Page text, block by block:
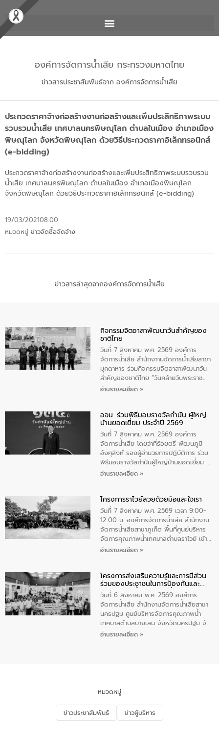
องค์การจัดการน้ำเสีย กระทรวงมหาดไทย
ข่าวสารประชาสัมพันธ์จาก องค์การจัดการน้ำเสีย
ประกวดราคาจ้างก่อสร้างงานก่อสร้างและเพิ่มประสิทธิภาพระบบ
รวบรวมน้ำเสีย เทศบาลนครพิษณุโลก ตำบลในเมือง อำเภอเมือง
พิษณุโลก จังหวัดพิษณุโลก ด้วยวิธีประกวดราคาอิเล็กทรอนิกส์
(e-bidding)
ประกวดราคาจ้างก่อสร้างงานก่อสร้างและเพิ่มประสิทธิภาพระบบรวบรวม
น้ำเสีย เทศบาลนครพิษณุโลก ตำบลในเมือง อำเภอเมืองพิษณุโลก
จังหวัดพิษณุโลก ด้วยวิธีประกวดราคาอิเล็กทรอนิกส์ (e-bidding)
19/03/202108:00
หมวดหมู่ ข่าวจัดซื้อจัดจ้าง
ข่าวสารล่าสุดจากองค์การจัดการน้ำเสีย
กิจกรรมจิตอาสาพัฒนาวันสําคัญของ
ชาติไทย
วันที่ 7 สิงหาคม พ.ศ. 2569 องค์การ
จัดการน้ำเสีย สำนักงาานจัดการน้ำเสียสาขา
มุกดาหาร ร่วมกิจกรรมจิตอาสาพัฒนาวัน
สําคัญของชาติไทย “วันคล้ายวันพระราช
สมภพ สมเด็จพระนางเจ้าสิริกิติ์พระบรม
ทิพย์คำ รองผู้ว่าราชการจังหวัดมุกดาหาร
เป็นประธานในพิธี ณ เรือนจําชั่วคราวนาโสก
ตําบลนาโสก อําเภอเมืองมุกดาหาร จังหวัด
มุกดาหาร โดยในกิจกรรมได้ร่วมปลูกป่า และ
ทําความสะอาดภายในบริเวณ จัดกิจกรรม
เพื่อถวายเป็นพระราชกุศล สมเด็จพระนาง
เจ้าสิริกิติ์พระบรมราชินีนาถ พระบรมราช
อ่านรายละเอียด »
อจน. ร่วมพิธีมอบรางวัลกำนัน ผู้ใหญ่
บ้านยอดเยี่ยม ประจำปี 2569
วันที่ 7 สิงหาคม พ.ศ. 2569 องค์การ
จัดการน้ำเสีย โดยว่าที่ร้อยตรี พัฒนภูมิ
อังศุสิงห์ รองผู้อำนวยการปฏิบัติการ ร่วม
พิธีมอบรางวัลกำนันผู้ใหญ่บ้านยอดเยี่ยม ณ
ทำเนียบรัฐบาล โดยมีนายอนุทิน ชาญวีรกูล
ทองคำและประกาศเกียรติคุณให้แก่ กำนัน
ผู้ใหญ่บ้านยอดเยี่ยม พร้อมกล่าวชื่นชม ให้
โอวาท และมอบนโยบาย
อ่านรายละเอียด »
โครงการราไวย์สวยด้วยมือและใจเรา
วันที่ 7 สิงหาคม พ.ศ. 2569 เวลา 9:00-
12:00 น. องค์การจัดการน้ำเสีย สำนักงาน
จัดการน้ำเสียสาขาภูเก็ต พื้นที่ศูนย์บริหาร
จัดการคุณภาพน้ำเทศบาลตำบลราไวย์ เข้า
ร่วมโครงการราไวย์สวยด้วยมือและใจเรา
ประชาชน ตัวแทนจากโรงแรมต่างๆ ในเขต
เทศบาลตำบลราไวย์ ศูนย์บริหารจัดการ
คุณภาพน้ำเทศบาลตำบลราไวย์ นำโดยนาย
น้อย แก้วเศษ ผู้จัดการสำนักงานจัดการน้ำ
เสียสาขาภูเก็ต พร้อมด้วยเจ้าหน้าที่ จำนวน
5 คน ร่วมทำกิจกรรม ทำความสะอาด
ชายหาดและแหล่งท่องเที่ยว ณ บริเวณ
อ่านรายละเอียด »
โครงการส่งเสริมความรู้และการมีส่วน
ร่วมของประชาชนในการป้องกันและ
แก้ไขปัญหาน้ำเสียอย่างยั่งยืน
วันที่ 6 สิงหาคม พ.ศ. 2569 องค์การ
จัดการน้ำเสีย สำนักงานจัดการน้ำเสียสาขา
นครปฐม ศูนย์บริหารจัดการคุณภาพน้ำ
เทศบาลตำบลบางเลน จังหวัดนครปฐม จัด
กิจกรรมภายใต้โครงการส่งเสริมความรู้และ
จัดการน้ำเสียและสร้างจิตสำนึกในการ
อนุรักษ์สิ่งแวดล้อม ในหัวข้อ “น้ำเสียชุมชน
และการบำบัดน้ำเสียเบื้องต้น” โดยให้ความรู้
เกี่ยวกับสาเหตุและผลกระทบของน้ำเสีย
อ่านรายละเอียด »
หมวดหมู่
ข่าวประชาสัมพันธ์ ข่าวผู้บริหาร